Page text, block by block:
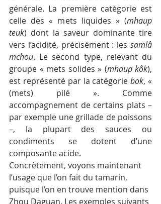
générale. La première catégorie est
celle des « mets liquides » (mhaup
teuk) dont la saveur dominante tire
vers l’acidité, précisément : les samlâ
mchou. Le second type, relevant du
groupe « mets solides » (mhaup kôk),
est représenté par la catégorie bok, «
(mets) pilé ». Comme
accompagnement de certains plats –
par exemple une grillade de poissons
–, la plupart des sauces ou
condiments se dotent d’une
composante acide.
Concrètement, voyons maintenant
l’usage que l’on fait du tamarin,
puisque l’on en trouve mention dans
Zhou Daguan. Les exemples suivants